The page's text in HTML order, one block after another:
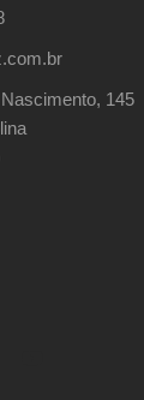
145